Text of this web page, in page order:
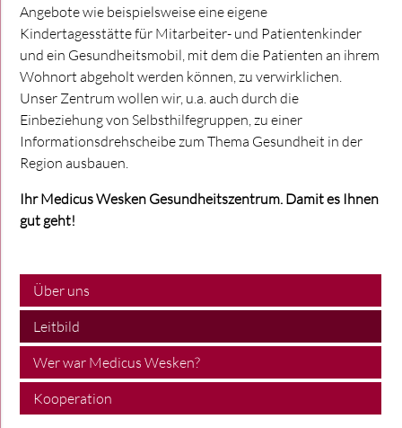
Angebote wie beispielsweise eine eigene
Kindertagesstätte für Mitarbeiter- und Patientenkinder
und ein Gesundheitsmobil, mit dem die Patienten an ihrem
Wohnort abgeholt werden können, zu verwirklichen.
Unser Zentrum wollen wir, u.a. auch durch die
Einbeziehung von Selbsthilfegruppen, zu einer
Informationsdrehscheibe zum Thema Gesundheit in der
Region ausbauen.
Ihr Medicus Wesken Gesundheitszentrum. Damit es Ihnen
gut geht!
Navigation
überspringen
Über uns
Leitbild
Wer war Medicus Wesken?
Kooperation